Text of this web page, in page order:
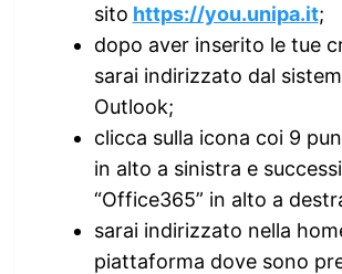
sito https://you.unipa.it;
dopo aver inserito le tue
sarai indirizzato dal
Outlook;
clicca sulla icona coi 9
in alto a sinistra e
“Office365” in alto a
sarai indirizzato nella
piattaforma dove sono